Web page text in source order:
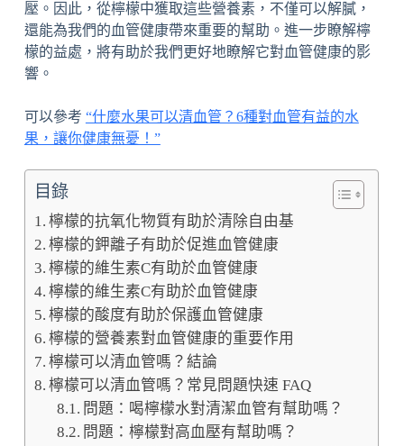
壓。因此，從檸檬中獲取這些營養素，不僅可以解膩，
還能為我們的血管健康帶來重要的幫助。進一步瞭解檸
檬的益處，將有助於我們更好地瞭解它對血管健康的影
響。
可以參考 “什麼水果可以清血管？6種對血管有益的水
果，讓你健康無憂！”
目錄
檸檬的抗氧化物質有助於清除自由基
檸檬的鉀離子有助於促進血管健康
檸檬的維生素C有助於血管健康
檸檬的維生素C有助於血管健康
檸檬的酸度有助於保護血管健康
檸檬的營養素對血管健康的重要作用
檸檬可以清血管嗎？結論
檸檬可以清血管嗎？常見問題快速 FAQ
問題：喝檸檬水對清潔血管有幫助嗎？
問題：檸檬對高血壓有幫助嗎？